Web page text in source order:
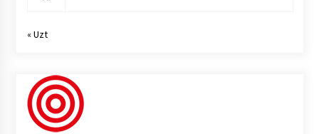
« Uzt